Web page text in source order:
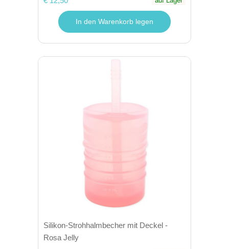
In den Warenkorb legen
Silikon-Strohhalmbecher mit Deckel -
Rosa Jelly